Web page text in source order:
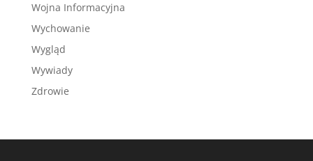
Wojna Informacyjna
Wychowanie
Wygląd
Wywiady
Zdrowie